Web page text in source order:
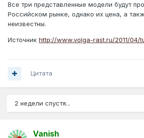
Все три представленные модели будут
Российском рынке, однако их цена, а
неизвестны.
Источник http://www.volga-rast.ru/2011/04/
Цитата
2 недели спустя...
Vanish